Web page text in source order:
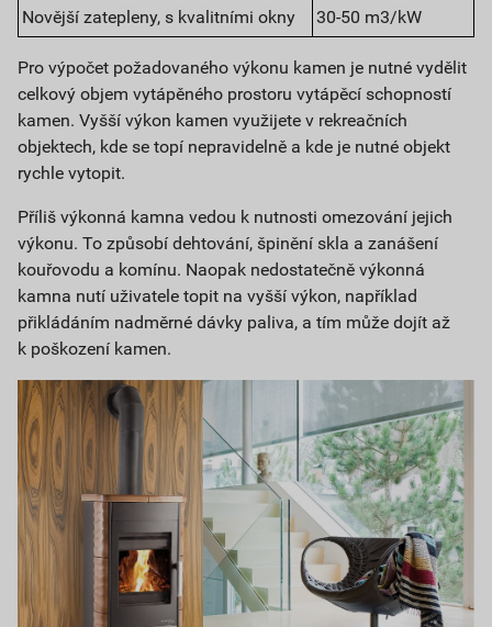
Novější zatepleny, s kvalitními okny 30-50 m3/kW
Pro výpočet požadovaného výkonu kamen je nutné vydělit
celkový objem vytápěného prostoru vytápěcí schopností
kamen. Vyšší výkon kamen využijete v rekreačních
objektech, kde se topí nepravidelně a kde je nutné objekt
rychle vytopit.
Příliš výkonná kamna vedou k nutnosti omezování jejich
výkonu. To způsobí dehtování, špinění skla a zanášení
kouřovodu a komínu. Naopak nedostatečně výkonná
kamna nutí uživatele topit na vyšší výkon, například
přikládáním nadměrné dávky paliva, a tím může dojít až
k poškození kamen.